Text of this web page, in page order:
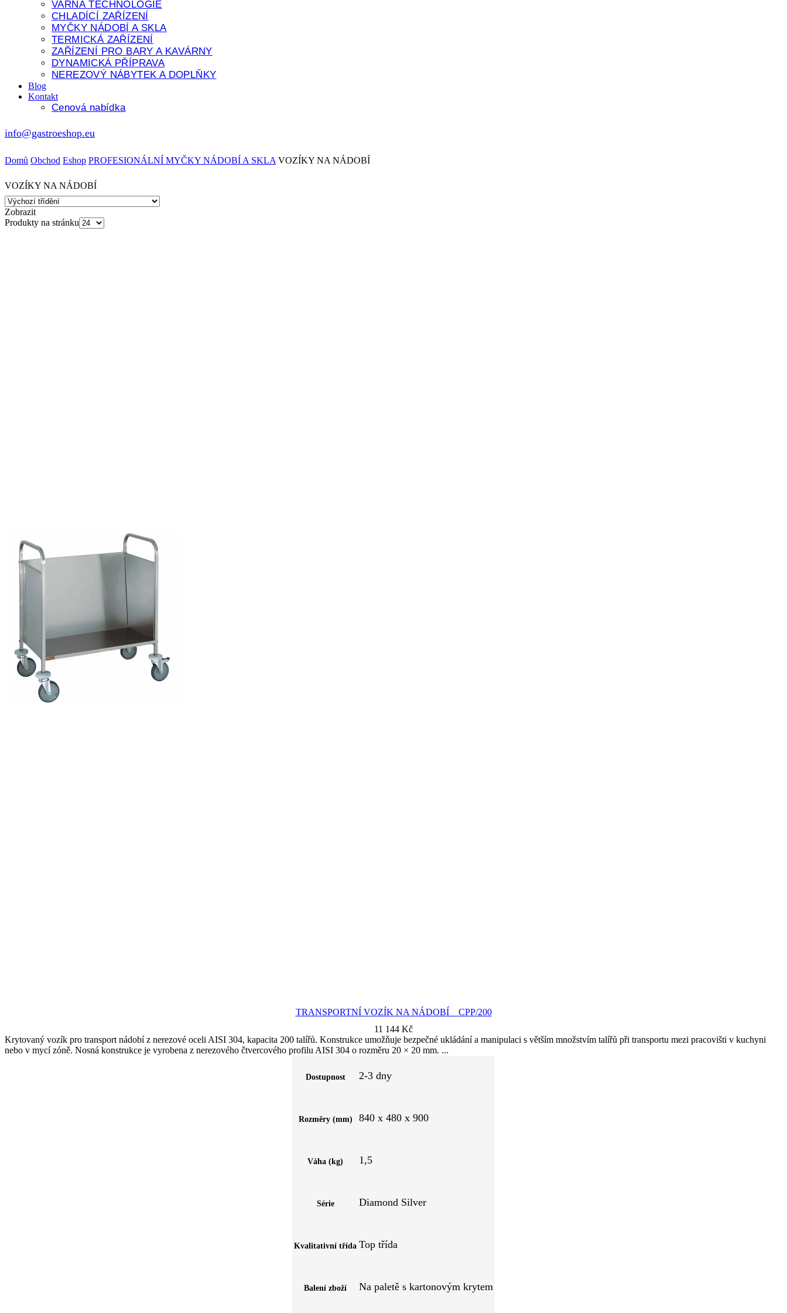
VARNÁ TECHNOLOGIE
CHLADÍCÍ ZAŘÍZENÍ
MYČKY NÁDOBÍ A SKLA
TERMICKÁ ZAŘÍZENÍ
ZAŘÍZENÍ PRO BARY A KAVÁRNY
DYNAMICKÁ PŘÍPRAVA
NEREZOVÝ NÁBYTEK A DOPLŇKY
Blog
Kontakt
Cenová nabídka
info@gastroeshop.eu
Domů Obchod Eshop PROFESIONÁLNÍ MYČKY NÁDOBÍ A SKLA VOZÍKY NA NÁDOBÍ
VOZÍKY NA NÁDOBÍ
Zobrazit
Produkty na stránku
TRANSPORTNÍ VOZÍK NA NÁDOBÍ CPP/200
11 144 Kč
Krytovaný vozík pro transport nádobí z nerezové oceli AISI 304, kapacita 200 talířů. Konstrukce umožňuje bezpečné ukládání a manipulaci s větším množstvím talířů při transportu mezi pracovišti v kuchyni
nebo v mycí zóně. Nosná konstrukce je vyrobena z nerezového čtvercového profilu AISI 304 o rozměru 20 × 20 mm.
Dostupnost 2-3 dny
Rozměry (mm) 840 x 480 x 900
Váha (kg) 1,5
Série Diamond Silver
Kvalitativní třída Top třída
Balení zboží Na paletě s kartonovým krytem